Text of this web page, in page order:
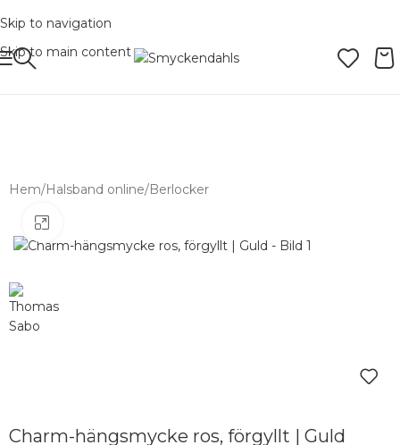
Skip to navigation
Skip to main content
Hem/Halsband online/Berlocker
Charm-hängsmycke ros, förgyllt | Guld